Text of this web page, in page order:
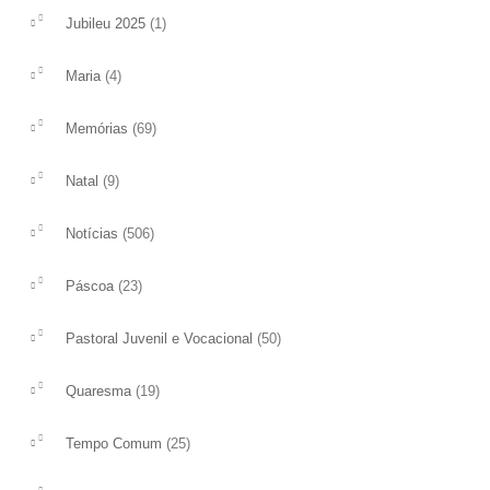
Jubileu 2025 (1)
Maria (4)
Memórias (69)
Natal (9)
Notícias (506)
Páscoa (23)
Pastoral Juvenil e Vocacional (50)
Quaresma (19)
Tempo Comum (25)